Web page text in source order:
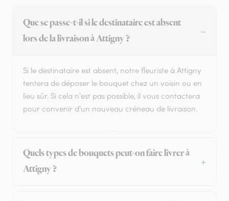
Que se passe-t-il si le destinataire est absent
lors de la livraison à Attigny ?
Si le destinataire est absent, notre fleuriste à Attigny
tentera de déposer le bouquet chez un voisin ou en
lieu sûr. Si cela n'est pas possible, il vous contactera
pour convenir d'un nouveau créneau de livraison.
Quels types de bouquets peut-on faire livrer à
Attigny ?